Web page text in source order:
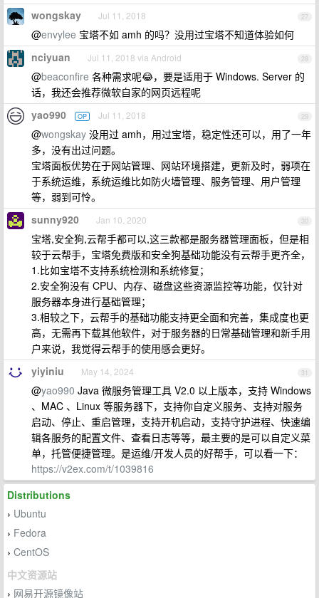
27
wongskay Jul 11, 2018
@envylee 宝塔不如 amh 的吗？没用过宝塔不知道体验如何
28
nciyuan Jul 11, 2018 via Android
@beaconfire 各种需求呢😂，要是适用于 Windows. Server 的
话，我还会推荐微软自家的网页远程呢
29
yao990 OP Jul 11, 2018
@wongskay 没用过 amh，用过宝塔，稳定性还可以，用了一年
多，没有出过问题。
宝塔面板优势在于网站管理、网站环境搭建，更新及时，弱项在
于系统运维，系统运维比如防火墙管理、服务管理、用户管理
等，弱到可怜。
30
sunny920 Jan 10, 2020
宝塔,安全狗,云帮手都可以,这三款都是服务器管理面板，但是相
较于云帮手，宝塔免费版和安全狗基础功能没有云帮手更齐全，
1.比如宝塔不支持系统检测和系统修复；
2.安全狗没有 CPU、内存、磁盘这些资源监控等功能，仅针对
服务器本身进行基础管理；
3.相较之下，云帮手的基础功能支持更全面和完善，集成度也更
高，无需再下载其他软件，对于服务器的日常基础管理和新手用
户来说，我觉得云帮手的使用感会更好。
31
yiyiniu May 14, 2024
@yao990 Java 微服务管理工具 V2.0 以上版本，支持 Windows
、MAC 、Linux 等服务器下，支持你自定义服务、支持对服务
启动、停止、重启管理，支持开机启动，支持守护进程、快速编
辑各服务的配置文件、查看日志等等，最主要的是可以自定义菜
单，托管便捷管理。是运维/开发人员的好帮手，可以看一下：
https://v2ex.com/t/1039816
Distributions
› Ubuntu
› Fedora
› CentOS
中文资源站
› 网易开源镜像站